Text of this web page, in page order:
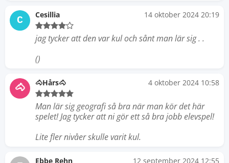
C Cesillia 14 oktober 2024 20:19
jag tycker att den var kul och sånt man lär sig . .
()
🐴 🐴Hårs🐴 4 oktober 2024 10:58
Man lär sig geografi så bra när man kör det här
spelet! Jag tycker att ni gör ett så bra jobb elevspel!
Lite fler nivåer skulle varit kul.
Ebbe Rehn 12 september 2024 12:55